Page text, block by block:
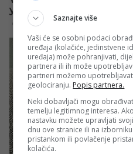
Saznajte više
Vaši će se osobni podaci
uređaja (kolačiće, jedinstvene
uređaja) može pohranjivati,
partnera ili ih može
partneri možemo
geolociranju. Popis partnera.
Neki dobavljači mogu
temelju legitimnog interesa.
nastavku možete upravljati
dnu ove stranice ili na
pristankom ili povlačenje
kolačića.